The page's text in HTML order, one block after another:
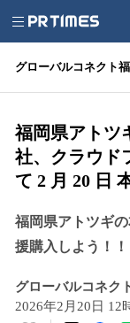
グローバルコネクト
福岡県アトツ
社、クラウド
て 2 月 20 日
福岡県アトツギ
援購入しよう！！
グローバルコネク
2026年2月20日 12